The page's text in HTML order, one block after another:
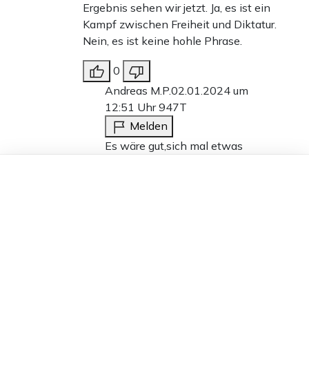
Ergebnis sehen wir jetzt. Ja, es ist ein
Kampf zwischen Freiheit und Diktatur.
Nein, es ist keine hohle Phrase.
0
Andreas M.P.02.01.2024 um
12:51 Uhr947T
Melden
Es wäre gut,sich mal etwas